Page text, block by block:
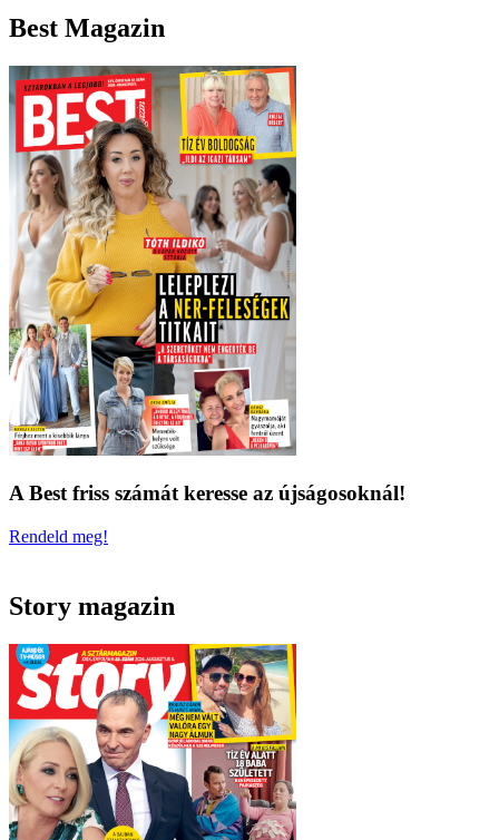
Best Magazin
A Best friss számát keresse az újságosoknál!
Rendeld meg!
Story magazin